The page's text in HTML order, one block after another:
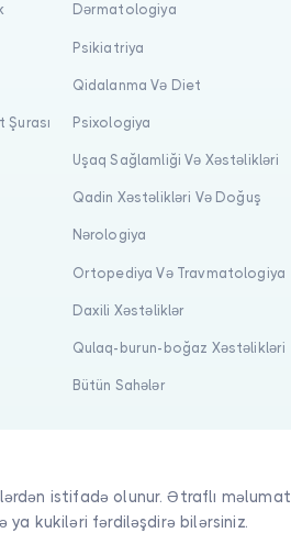
istifadə olunur. Ətraflı məlumat
ya kukiləri fərdiləşdirə bilərsiniz.
Şurası
Dərmatologiya
Psikiatriya
Qidalanma Və Diet
Psixologiya
Uşaq Sağlamliği Və Xəstəlikləri
Qadin Xəstəlikləri Və Doğuş
Nərologiya
Ortopediya Və Travmatologiya
Daxili Xəstəliklər
Qulaq-burun-boğaz Xəstəlikləri
Bütün Sahələr